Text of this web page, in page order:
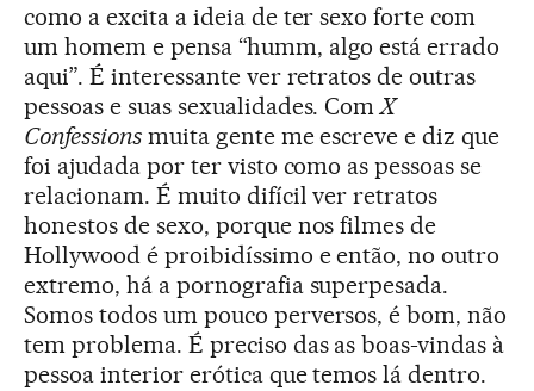
como a excita a ideia de ter sexo forte com
um homem e pensa “humm, algo está errado
aqui”. É interessante ver retratos de outras
pessoas e suas sexualidades. ComX
Confessionsmuita gente me escreve e diz que
foi ajudada por ter visto como as pessoas se
relacionam. É muito difícil ver retratos
honestos de sexo, porque nos filmes de
Hollywood é proibidíssimo e então, no outro
extremo, há a pornografia superpesada.
Somos todos um pouco perversos, é bom, não
tem problema. É preciso das as boas-vindas à
pessoa interior erótica que temos lá dentro.